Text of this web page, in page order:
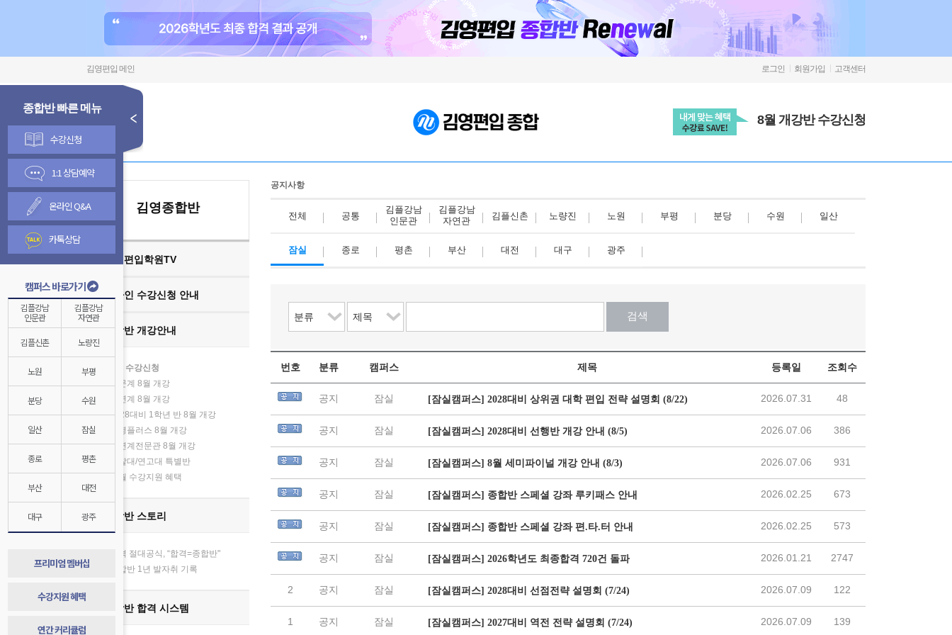
김영편입 메인 로그인 회원가입 고객센터
8월 개강반 수강신청
종합반 빠른 메뉴
수강신청
1:1 상담예약
온라인 Q&A
카톡상담
캠퍼스 바로가기
김플강남
인문관
김플강남
자연관
김플신촌 노량진
노원 부평
분당 수원
일산 잠실
종로 평촌
부산 대전
대구 광주
프리미엄 멤버십
수강지원 혜택
연간 커리큘럼
김영종합반
김영편입학원TV
온라인 수강신청 안내
종합반 개강안내
8월 수강신청
인문계 8월 개강
자연계 8월 개강
2028대비 1학년 반 8월 개강
김영플러스 8월 개강
자연계전문관 8월 개강
경찰대/연고대 특별반
매월 수강지원 혜택
종합반 스토리
합격 절대공식, “합격=종합반"
종합반 1년 발자취 기록
종합반 합격 시스템
공지사항
전체 공통
김플강남
인문관
김플강남
자연관
김플신촌 노량진 노원 부평 분당 수원 일산
잠실 종로 평촌 부산 대전 대구 광주
검색
번호 분류 캠퍼스 제목 등록일 조회수
공지 잠실 [잠실캠퍼스] 2028대비 상위권 대학 편입 전략 설명회 (8/22) 2026.07.31 48
공지 잠실 [잠실캠퍼스] 2028대비 선행반 개강 안내 (8/5) 2026.07.06 386
공지 잠실 [잠실캠퍼스] 8월 세미파이널 개강 안내 (8/3) 2026.07.06 931
공지 잠실 [잠실캠퍼스] 종합반 스페셜 강좌 루키패스 안내 2026.02.25 673
공지 잠실 [잠실캠퍼스] 종합반 스페셜 강좌 편.타.터 안내 2026.02.25 573
공지 잠실 [잠실캠퍼스] 2026학년도 최종합격 720건 돌파 2026.01.21 2747
2 공지 잠실 [잠실캠퍼스] 2028대비 선점전략 설명회 (7/24) 2026.07.09 122
1 공지 잠실 [잠실캠퍼스] 2027대비 역전 전략 설명회 (7/24) 2026.07.09 139